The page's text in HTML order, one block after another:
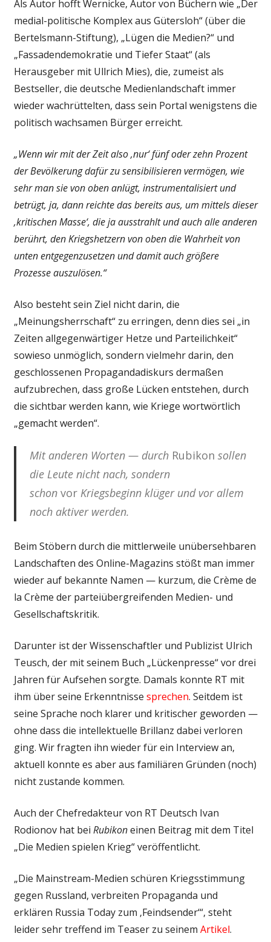
Als Autor hofft Wernicke, Autor von Büchern wie „Der
medial-politische Komplex aus Gütersloh“ (über die
Bertelsmann-Stiftung), „Lügen die Medien?“ und
„Fassadendemokratie und Tiefer Staat“ (als
Herausgeber mit Ullrich Mies), die, zumeist als
Bestseller, die deutsche Medienlandschaft immer
wieder wachrüttelten, dass sein Portal wenigstens die
politisch wachsamen Bürger erreicht.
„Wenn wir mit der Zeit also ‚nur‘ fünf oder zehn Prozent
der Bevölkerung dafür zu sensibilisieren vermögen, wie
sehr man sie von oben anlügt, instrumentalisiert und
betrügt, ja, dann reichte das bereits aus, um mittels dieser
‚kritischen Masse‘, die ja ausstrahlt und auch alle anderen
berührt, den Kriegshetzern von oben die Wahrheit von
unten entgegenzusetzen und damit auch größere
Prozesse auszulösen.“
Also besteht sein Ziel nicht darin, die
„Meinungsherrschaft“ zu erringen, denn dies sei „in
Zeiten allgegenwärtiger Hetze und Parteilichkeit“
sowieso unmöglich, sondern vielmehr darin, den
geschlossenen Propagandadiskurs dermaßen
aufzubrechen, dass große Lücken entstehen, durch
die sichtbar werden kann, wie Kriege wortwörtlich
„gemacht werden“.
Mit anderen Worten — durch Rubikon sollen
die Leute nicht nach, sondern
schon vor Kriegsbeginn klüger und vor allem
noch aktiver werden.
Beim Stöbern durch die mittlerweile unübersehbaren
Landschaften des Online-Magazins stößt man immer
wieder auf bekannte Namen — kurzum, die Crème de
la Crème der parteiübergreifenden Medien- und
Gesellschaftskritik.
Darunter ist der Wissenschaftler und Publizist Ulrich
Teusch, der mit seinem Buch „Lückenpresse“ vor drei
Jahren für Aufsehen sorgte. Damals konnte RT mit
ihm über seine Erkenntnisse sprechen. Seitdem ist
seine Sprache noch klarer und kritischer geworden —
ohne dass die intellektuelle Brillanz dabei verloren
ging. Wir fragten ihn wieder für ein Interview an,
aktuell konnte es aber aus familiären Gründen (noch)
nicht zustande kommen.
Auch der Chefredakteur von RT Deutsch Ivan
Rodionov hat bei Rubikoneinen Beitrag mit dem Titel
„Die Medien spielen Krieg“ veröffentlicht.
„Die Mainstream-Medien schüren Kriegsstimmung
gegen Russland, verbreiten Propaganda und
erklären Russia Today zum ‚Feindsender‘“, steht
leider sehr treffend im Teaser zu seinem Artikel.